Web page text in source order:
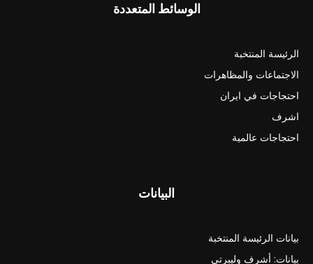
الوسائط المتعددة
الرئيسة المنتخبة
الاجتماعات والمظاهرات
احتجاجات في ايران
اشرف
احتجاجات عالمية
البيانات
بيانات الرئيسة المنتخبة
بيانات: أشرف وليبرتي